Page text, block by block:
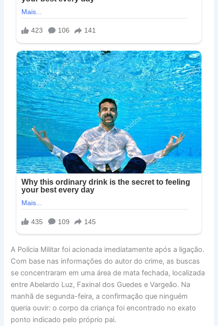
A Polícia Militar foi acionada imediatamente após a ligação.
Com base nas informações do autor do crime, as buscas
se concentraram em uma área de mata fechada, localizada
entre Abelardo Luz, Faxinal dos Guedes e Vargeão. Na
manhã de segunda-feira, a confirmação que ninguém
queria ouvir: o corpo da criança foi encontrado no exato
ponto indicado pelo próprio pai.